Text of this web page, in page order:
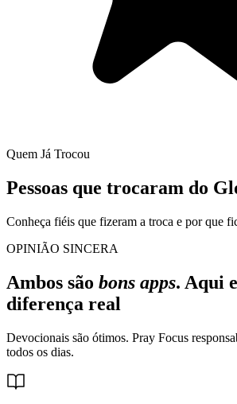
Quem Já Trocou
Pessoas que trocaram do
Conheça fiéis que fizeram a troca e por que
OPINIÃO SINCERA
Ambos são bons apps. Aqui
diferença real
Devocionais são ótimos. Pray Focus
todos os dias.